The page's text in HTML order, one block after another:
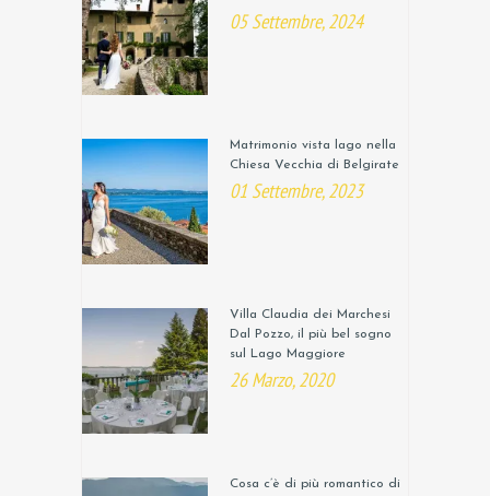
05 Settembre, 2024
Matrimonio vista lago nella
Chiesa Vecchia di Belgirate
01 Settembre, 2023
Villa Claudia dei Marchesi
Dal Pozzo, il più bel sogno
sul Lago Maggiore
26 Marzo, 2020
Cosa c’è di più romantico di